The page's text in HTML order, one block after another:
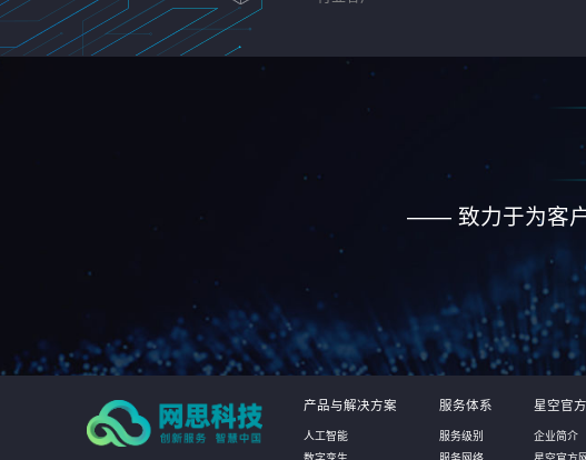
—— 致力于为客
产品与解决方案
人工智能
服务体系
服务级别
星空官
企业简介